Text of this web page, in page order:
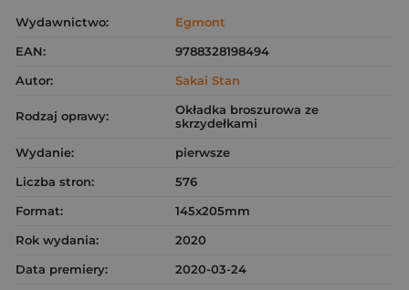
Wydawnictwo:
Egmont
EAN:
9788328198494
Autor:
Sakai Stan
Rodzaj oprawy:
Okładka broszurowa ze
skrzydełkami
Wydanie:
pierwsze
Liczba stron:
576
Format:
145x205mm
Rok wydania:
2020
Data premiery:
2020-03-24